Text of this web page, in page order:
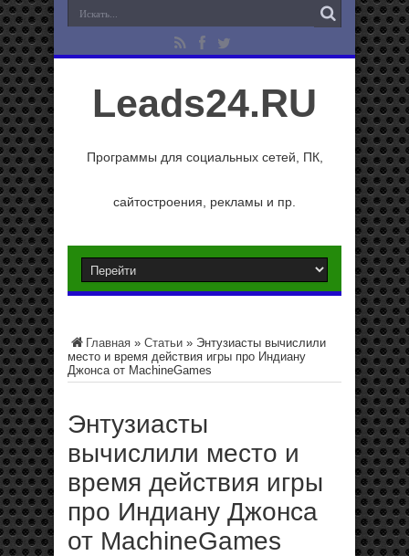
Leads24.RU
Программы для социальных сетей, ПК,
сайтостроения, рекламы и пр.
Главная » Статьи » Энтузиасты вычислили
место и время действия игры про Индиану
Джонса от MachineGames
Энтузиасты
вычислили место и
время действия игры
про Индиану Джонса
от MachineGames